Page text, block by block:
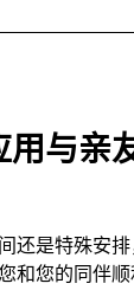
用与亲
还是特殊安
和您的同伴顺